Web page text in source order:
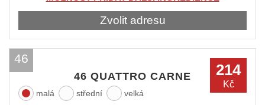
Zvolit adresu
214
Kč
46 QUATTRO CARNE
malá střední velká
46